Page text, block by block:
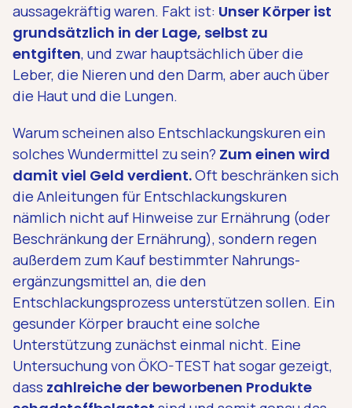
aussagekräftig waren. Fakt ist: Unser Körper ist
grundsätzlich in der Lage, selbst zu
entgiften, und zwar hauptsächlich über die
Leber, die Nieren und den Darm, aber auch über
die Haut und die Lungen.
Warum scheinen also Entschlackungskuren ein
solches Wundermittel zu sein? Zum einen wird
damit viel Geld verdient.Oft beschränken sich
die Anleitungen für Entschlackungskuren
nämlich nicht auf Hinweise zur Ernährung (oder
Beschränkung der Ernährung), sondern regen
außerdem zum Kauf bestimmter Nahrungs­
ergänzungs­mittel an, die den
Entschlackungsprozess unterstützen sollen. Ein
gesunder Körper braucht eine solche
Unterstützung zunächst einmal nicht. Eine
Untersuchung von ÖKO-TEST hat sogar gezeigt,
dass zahlreiche der beworbenen Produkte